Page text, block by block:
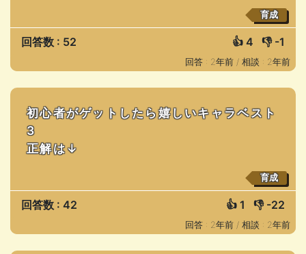
育成
回答数 : 52 👍 4 👎 -1
回答 : 2年前 / 相談 : 2年前
初心者がゲットしたら嬉しいキャラベスト
3
正解は↓
育成
回答数 : 42 👍 1 👎 -22
回答 : 2年前 / 相談 : 2年前